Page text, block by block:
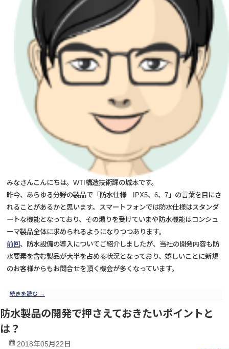
みなさんこんにちは。WTI構造技術課の城本です。
昨今、あらゆる分野の製品で「防水仕様 IPX5、6、7」の言葉を目にさ
れることがあるかと思います。スマートフォンでは防水仕様はスタンダ
ートな機能となっており、その煽りを受けていまや防水機能はコンシュ
ーマ製品全体に求められるようになりつつあります。
前回、防水設備の導入についてご紹介しましたが、当社の開発内容も防
水要素を含む製品が大半を占める状況となっており、嬉しいことに新規
のお客様からもお問合せを頂く機会が多くなっています。
続きを読む →
防水製品の開発で押さえておきたいポイントと
は？
2018年05月22日